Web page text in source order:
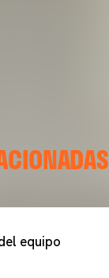
equipo